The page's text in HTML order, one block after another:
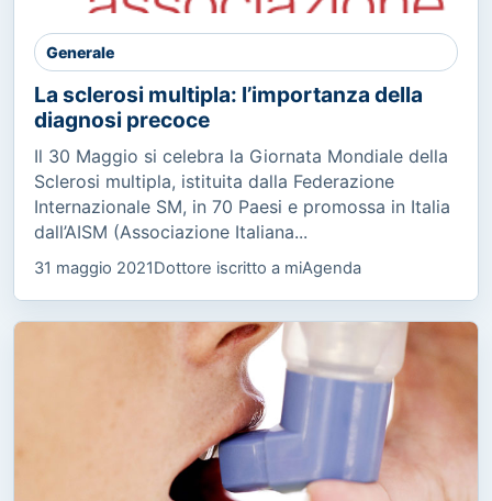
Generale
La sclerosi multipla: l’importanza della
diagnosi precoce
Il 30 Maggio si celebra la Giornata Mondiale della
Sclerosi multipla, istituita dalla Federazione
Internazionale SM, in 70 Paesi e promossa in Italia
dall’AISM (Associazione Italiana...
31 maggio 2021Dottore iscritto a miAgenda